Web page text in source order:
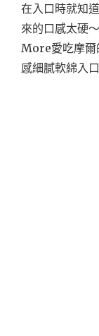
在入口時就知
來的口感太硬
More愛吃摩爾
感細膩軟綿入